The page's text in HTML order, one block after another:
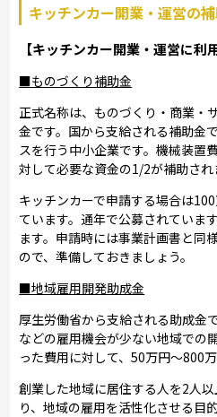
キッチンカー開業・運営の
【キッチンカー開業・運営に利
■ものづくり補助金
正式名称は、ものづくり・商業・
金です。国から支給される補助金
スを行う中小企業です。機械装置
対して必要な資金の1/2が補助され
キッチンカーで申請する場合は
ています。通年で公募されていま
ます。申請時には事業計画書と同
ので、準備しておきましょう。
■地域雇用開発助成金
厚生労働省から支給される助成金
などの雇用機会が少ない地域での
った費用に対して、50万円～800
創業した地域に居住する人を2人
り、地域の雇用を活性化させる目